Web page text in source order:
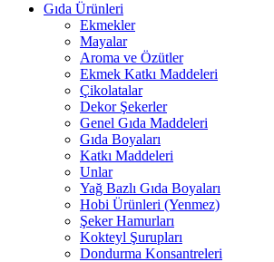
Gıda Ürünleri
Ekmekler
Mayalar
Aroma ve Özütler
Ekmek Katkı Maddeleri
Çikolatalar
Dekor Şekerler
Genel Gıda Maddeleri
Gıda Boyaları
Katkı Maddeleri
Unlar
Yağ Bazlı Gıda Boyaları
Hobi Ürünleri (Yenmez)
Şeker Hamurları
Kokteyl Şurupları
Dondurma Konsantreleri